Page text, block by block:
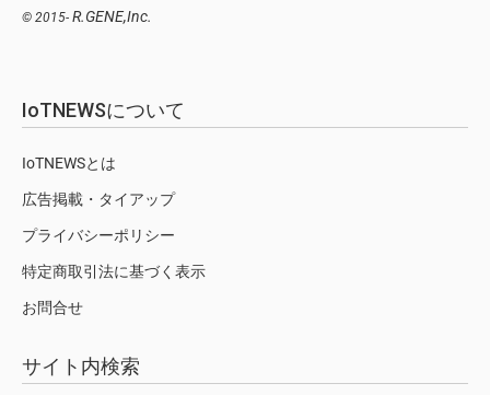
© 2015- R.GENE,Inc.
IoTNEWSについて
IoTNEWSとは
広告掲載・タイアップ
プライバシーポリシー
特定商取引法に基づく表示
お問合せ
サイト内検索